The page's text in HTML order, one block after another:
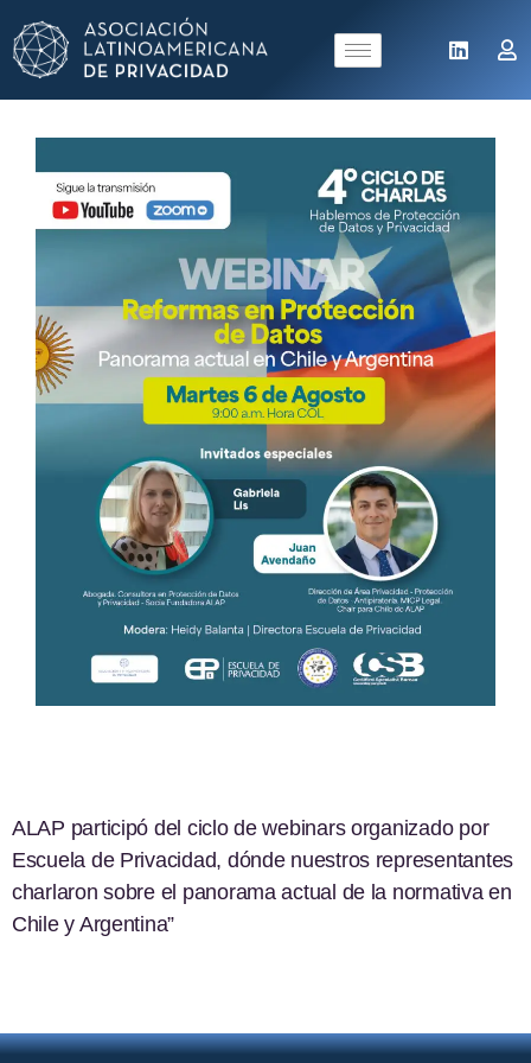
ALAP participó del ciclo de webinars organizado por
Escuela de Privacidad, dónde nuestros representantes
charlaron sobre el panorama actual de la normativa en
Chile y Argentina”